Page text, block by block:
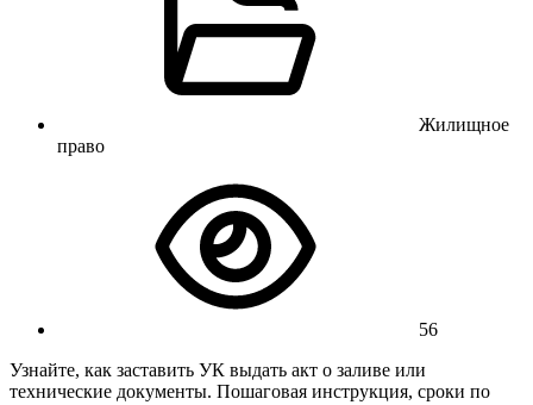
Жилищное
право
56
Узнайте, как заставить УК выдать акт о заливе или
технические документы. Пошаговая инструкция, сроки по